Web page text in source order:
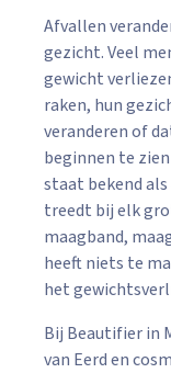
Afvallen
gezicht. Veel
gewicht
raken, hun
veranderen of
beginnen te
staat bekend
treedt bij elk
maagband,
heeft niets te
het
Bij Beautifier in
van Eerd en